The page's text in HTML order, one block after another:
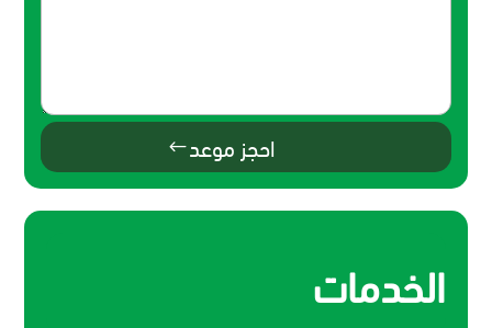
احجز موعد
الخدمات